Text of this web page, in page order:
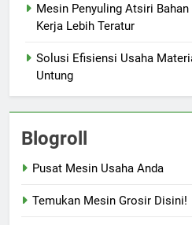
Mesin Penyuling Atsiri
Kerja Lebih Teratur
Solusi Efisiensi Usaha
Untung
Blogroll
Pusat Mesin Usaha Anda
Temukan Mesin Grosir Disini!